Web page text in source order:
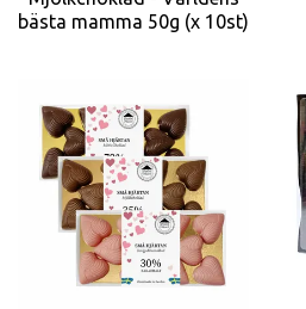
bästa mamma 50g (x 10st)